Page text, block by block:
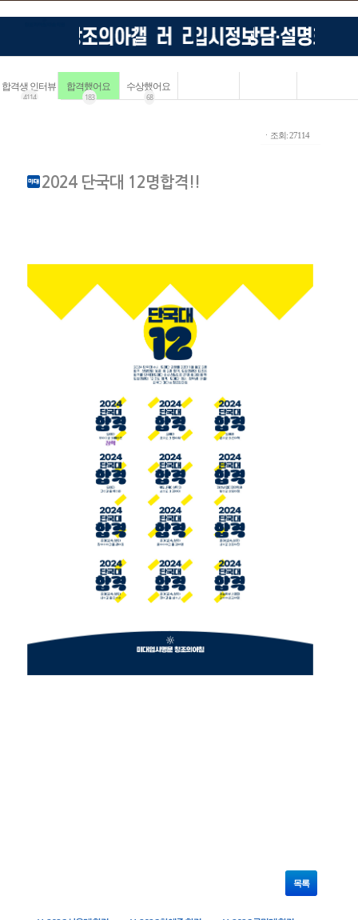
합격생 인터뷰
4114
합격했어요
183
수상했어요
68
ㆍ조회: 27114
2024 단국대 12명합격!!
목록